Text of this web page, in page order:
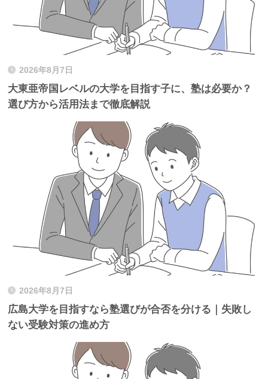
2026年8月7日
大東亜帝国レベルの大学を目指す子に、塾は必要か？
選び方から活用法まで徹底解説
2026年8月7日
広島大学を目指すなら塾選びが合否を分ける｜失敗し
ない受験対策の進め方